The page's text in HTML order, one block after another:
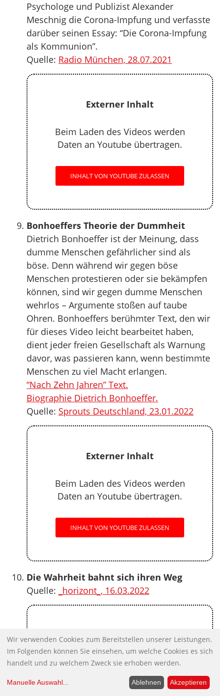
Psychologe und Publizist Alexander
Meschnig die Corona-Impfung und verfasste
darüber seinen Essay: “Die Corona-Impfung
als Kommunion”.
Quelle: Radio München, 28.07.2021
Externer Inhalt
Beim Laden des Videos werden
Daten an Youtube übertragen.
INHALT VON YOUTUBE ZULASSEN
Bonhoeffers Theorie der Dummheit
Dietrich Bonhoeffer ist der Meinung, dass
dumme Menschen gefährlicher sind als
böse. Denn während wir gegen böse
Menschen protestieren oder sie bekämpfen
können, sind wir gegen dumme Menschen
wehrlos – Argumente stoßen auf taube
Ohren. Bonhoeffers berühmter Text, den wir
für dieses Video leicht bearbeitet haben,
dient jeder freien Gesellschaft als Warnung
davor, was passieren kann, wenn bestimmte
Menschen zu viel Macht erlangen.
“Nach Zehn Jahren” Text.
Biographie Dietrich Bonhoeffer.
Quelle: Sprouts Deutschland, 23.01.2022
Externer Inhalt
Beim Laden des Videos werden
Daten an Youtube übertragen.
INHALT VON YOUTUBE ZULASSEN
Die Wahrheit bahnt sich ihren Weg
Quelle:
_horizont_, 16.03.2022
Externer Inhalt
Beim Laden des Videos werden
Daten an Youtube übertragen.
Wir verwenden Cookies zum Bereitstellen unserer Leistungen.
Im Folgenden können Sie einsehen, um welche Cookies es sich
handelt und zu welchem Zweck sie erhoben werden.
Manuelle Auswahl... Ablehnen Akzeptieren